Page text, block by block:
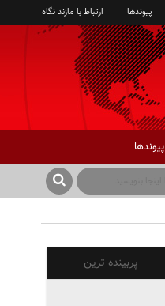
ارتباط با مازند نگاه پیوندها
پیوندها
پربینده ترین